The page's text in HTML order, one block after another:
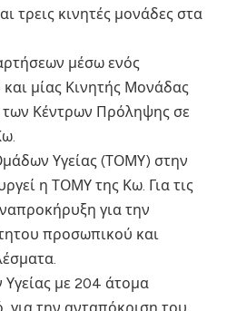
τρεις κινητές μονάδες στα
μέσω ενός
μίας Κινητής Μονάδας
των Κέντρων Πρόληψης σε
Υγείας (ΤΟΜΥ) στην
η ΤΟΜΥ της Κω. Για τις
για την
προσωπικού και
με 204 άτομα